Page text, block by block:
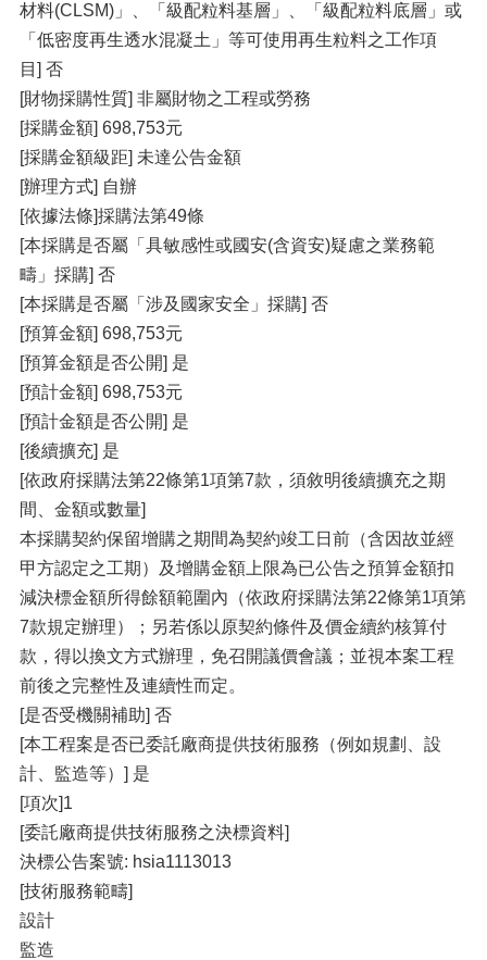
材料(CLSM)」、「級配粒料基層」、「級配粒料底層」或
「低密度再生透水混凝土」等可使用再生粒料之工作項
目] 否
[財物採購性質] 非屬財物之工程或勞務
[採購金額] 698,753元
[採購金額級距] 未達公告金額
[辦理方式] 自辦
[依據法條]採購法第49條
[本採購是否屬「具敏感性或國安(含資安)疑慮之業務範
疇」採購] 否
[本採購是否屬「涉及國家安全」採購] 否
[預算金額] 698,753元
[預算金額是否公開] 是
[預計金額] 698,753元
[預計金額是否公開] 是
[後續擴充] 是
[依政府採購法第22條第1項第7款，須敘明後續擴充之期
間、金額或數量]
本採購契約保留增購之期間為契約竣工日前（含因故並經
甲方認定之工期）及增購金額上限為已公告之預算金額扣
減決標金額所得餘額範圍內（依政府採購法第22條第1項第
7款規定辦理）；另若係以原契約條件及價金續約核算付
款，得以換文方式辦理，免召開議價會議；並視本案工程
前後之完整性及連續性而定。
[是否受機關補助] 否
[本工程案是否已委託廠商提供技術服務（例如規劃、設
計、監造等）] 是
[項次]1
[委託廠商提供技術服務之決標資料]
決標公告案號: hsia1113013
[技術服務範疇]
設計
監造